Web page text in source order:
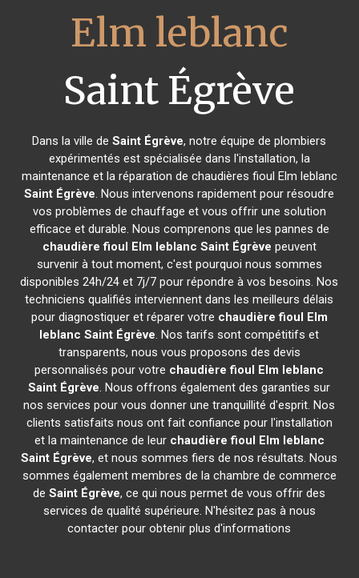
Elm leblanc
Saint Égrève
Dans la ville deSaint Égrève, notre équipe de plombiers
expérimentés est spécialisée dans l'installation, la
maintenance et la réparation de chaudières fioul Elm leblanc
Saint Égrève. Nous intervenons rapidement pour résoudre
vos problèmes de chauffage et vous offrir une solution
efficace et durable. Nous comprenons que les pannes de
chaudière fioul Elm leblanc Saint Égrève peuvent
survenir à tout moment, c'est pourquoi nous sommes
disponibles 24h/24 et 7j/7 pour répondre à vos besoins. Nos
techniciens qualifiés interviennent dans les meilleurs délais
pour diagnostiquer et réparer votre chaudière fioul Elm
leblanc Saint Égrève. Nos tarifs sont compétitifs et
transparents, nous vous proposons des devis
personnalisés pour votre chaudière fioul Elm leblanc
Saint Égrève. Nous offrons également des garanties sur
nos services pour vous donner une tranquillité d'esprit. Nos
clients satisfaits nous ont fait confiance pour l'installation
et la maintenance de leur chaudière fioul Elm leblanc
Saint Égrève, et nous sommes fiers de nos résultats. Nous
sommes également membres de la chambre de commerce
deSaint Égrève, ce qui nous permet de vous offrir des
services de qualité supérieure. N'hésitez pas à nous
contacter pour obtenir plus d'informations